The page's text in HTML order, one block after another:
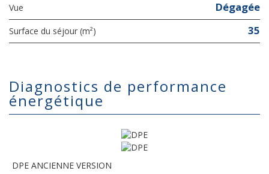
Vue Dégagée
Surface du séjour (m²) 35
diagnostics de performance
énergétique
DPE ANCIENNE VERSION